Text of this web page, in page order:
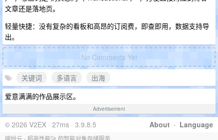
文章还是落地页。
轻量快捷：没有复杂的看板和高昂的订阅费，即查即用，数据支持导
出。
No Comments Yet
关键词 多语言
出海
爱意满满的作品展示区。
Advertisement
About · Language
© 2026 V2EX · 27ms · 3.9.8.5
缤纷云 - 超高性能🚀 的智能对象存储服务